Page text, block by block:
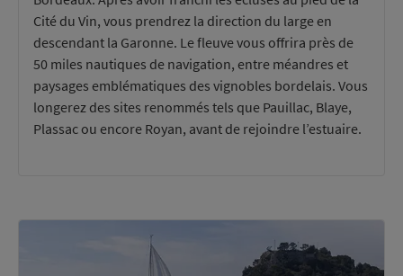
Cité du Vin, vous prendrez la direction du large en
descendant la Garonne. Le fleuve vous offrira près de
50 miles nautiques de navigation, entre méandres et
paysages emblématiques des vignobles bordelais. Vous
longerez des sites renommés tels que Pauillac, Blaye,
Plassac ou encore Royan, avant de rejoindre l’estuaire.